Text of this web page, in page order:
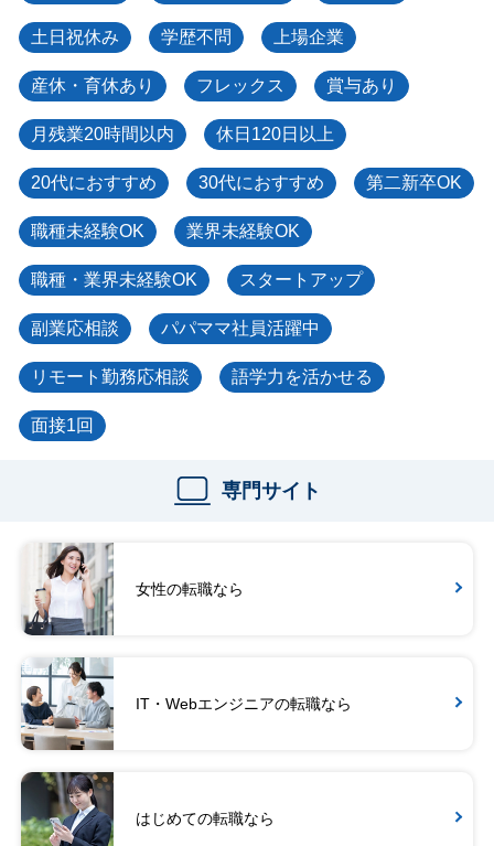
土日祝休み 学歴不問 上場企業
産休・育休あり フレックス 賞与あり
月残業20時間以内 休日120日以上
20代におすすめ 30代におすすめ 第二新卒OK
職種未経験OK 業界未経験OK
職種・業界未経験OK スタートアップ
副業応相談 パパママ社員活躍中
リモート勤務応相談 語学力を活かせる
面接1回
専門サイト
女性の転職なら
IT・Webエンジニアの転職なら
はじめての転職なら